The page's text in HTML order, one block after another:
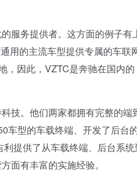
服务提供者。这方面的例子有
用的主流车型提供专属的车联
，因此，VZTC是奔驰在国内的
技。他们两家都拥有完整的端
车型的车载终端、开发了后台
提供了从车载终端、后台系
面有丰富的实施经验。